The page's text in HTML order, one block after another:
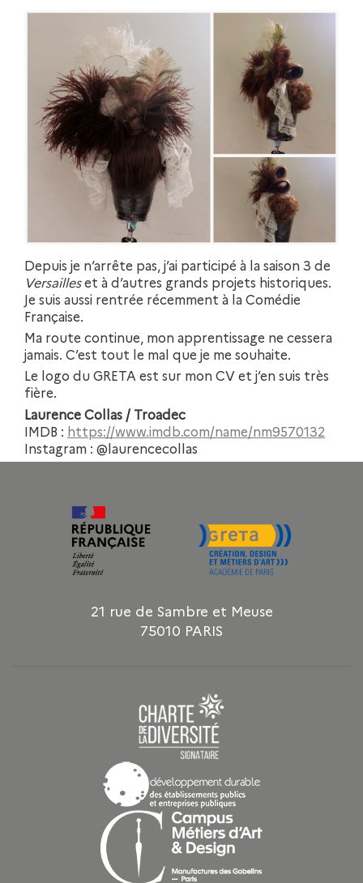
Depuis je n’arrête pas, j’ai participé à la saison 3 de
Versailleset à d’autres grands projets historiques.
Je suis aussi rentrée récemment à la Comédie
Française.
Ma route continue, mon apprentissage ne cessera
jamais. C’est tout le mal que je me souhaite.
Le logo du GRETA est sur mon CV et j’en suis très
fière.
Laurence Collas / Troadec
IMDB : https://www.imdb.com/name/nm9570132
Instagram : @laurencecollas
21 rue de Sambre et Meuse
75010 PARIS